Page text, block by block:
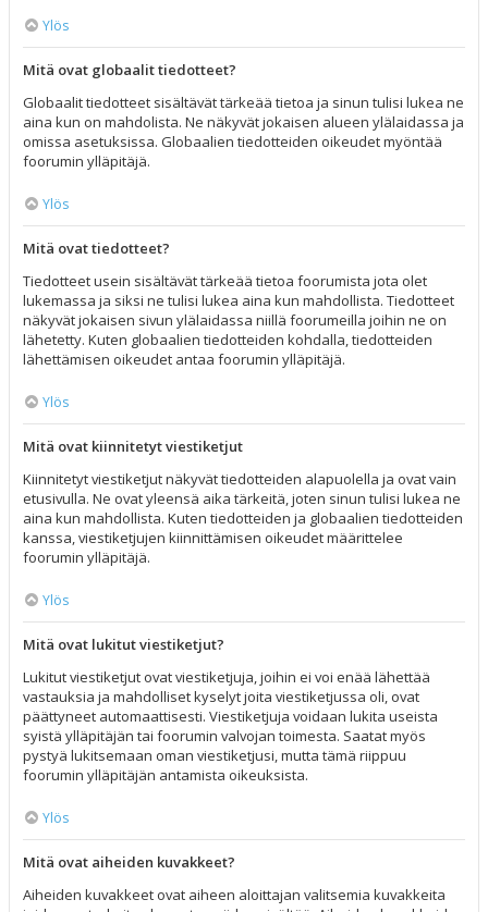
Ylös
Mitä ovat globaalit tiedotteet?
Globaalit tiedotteet sisältävät tärkeää tietoa ja sinun tulisi lukea ne
aina kun on mahdolista. Ne näkyvät jokaisen alueen ylälaidassa ja
omissa asetuksissa. Globaalien tiedotteiden oikeudet myöntää
foorumin ylläpitäjä.
Ylös
Mitä ovat tiedotteet?
Tiedotteet usein sisältävät tärkeää tietoa foorumista jota olet
lukemassa ja siksi ne tulisi lukea aina kun mahdollista. Tiedotteet
näkyvät jokaisen sivun ylälaidassa niillä foorumeilla joihin ne on
lähetetty. Kuten globaalien tiedotteiden kohdalla, tiedotteiden
lähettämisen oikeudet antaa foorumin ylläpitäjä.
Ylös
Mitä ovat kiinnitetyt viestiketjut
Kiinnitetyt viestiketjut näkyvät tiedotteiden alapuolella ja ovat vain
etusivulla. Ne ovat yleensä aika tärkeitä, joten sinun tulisi lukea ne
aina kun mahdollista. Kuten tiedotteiden ja globaalien tiedotteiden
kanssa, viestiketjujen kiinnittämisen oikeudet määrittelee
foorumin ylläpitäjä.
Ylös
Mitä ovat lukitut viestiketjut?
Lukitut viestiketjut ovat viestiketjuja, joihin ei voi enää lähettää
vastauksia ja mahdolliset kyselyt joita viestiketjussa oli, ovat
päättyneet automaattisesti. Viestiketjuja voidaan lukita useista
syistä ylläpitäjän tai foorumin valvojan toimesta. Saatat myös
pystyä lukitsemaan oman viestiketjusi, mutta tämä riippuu
foorumin ylläpitäjän antamista oikeuksista.
Ylös
Mitä ovat aiheiden kuvakkeet?
Aiheiden kuvakkeet ovat aiheen aloittajan valitsemia kuvakkeita